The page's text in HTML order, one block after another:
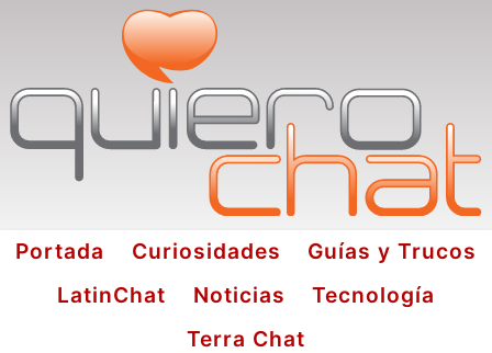
Portada Curiosidades
Guías y Trucos
LatinChat
Noticias
Tecnología
Terra Chat